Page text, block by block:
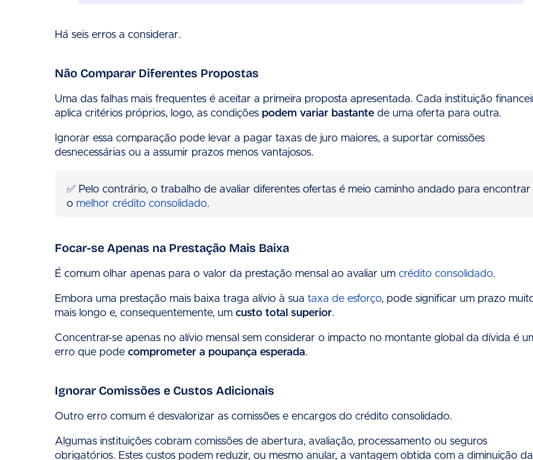
Há seis erros a considerar.
Não Comparar Diferentes Propostas
Uma das falhas mais frequentes é aceitar a primeira proposta apresentada. Cada instituição
aplica critérios próprios, logo, as condições podem variar bastante de uma oferta para outra.
Ignorar essa comparação pode levar a pagar taxas de juro maiores, a suportar comissões
desnecessárias ou a assumir prazos menos vantajosos.
✅ Pelo contrário, o trabalho de avaliar diferentes ofertas é meio caminho andado para encontrar
o melhor crédito consolidado.
Focar-se Apenas na Prestação Mais Baixa
É comum olhar apenas para o valor da prestação mensal ao avaliar um crédito consolidado.
Embora uma prestação mais baixa traga alívio à sua taxa de esforço, pode significar um prazo
mais longo e, consequentemente, um custo total superior.
Concentrar-se apenas no alívio mensal sem considerar o impacto no montante global da dívida é
erro que pode comprometer a poupança esperada.
Ignorar Comissões e Custos Adicionais
Outro erro comum é desvalorizar as comissões e encargos do crédito consolidado.
Algumas instituições cobram comissões de abertura, avaliação, processamento ou seguros
obrigatórios. Estes custos podem reduzir, ou mesmo anular, a vantagem obtida com a diminuição da